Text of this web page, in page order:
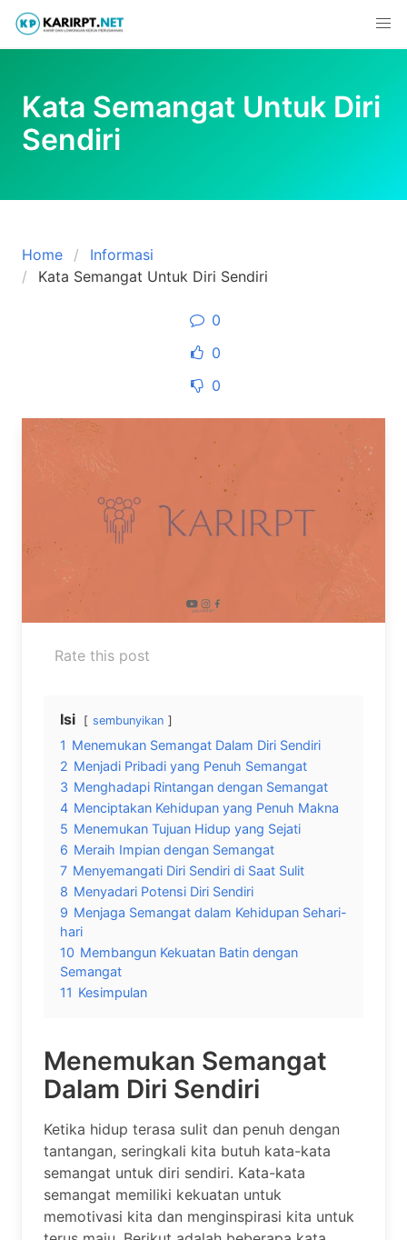
Skip
content
Kata Semangat Untuk Diri
Sendiri
Home
Informasi
Kata Semangat Untuk Diri Sendiri
0
0
0
Rate this post
Isi sembunyikan
1 Menemukan Semangat Dalam Diri Sendiri
2 Menjadi Pribadi yang Penuh Semangat
3 Menghadapi Rintangan dengan Semangat
4 Menciptakan Kehidupan yang Penuh Makna
5 Menemukan Tujuan Hidup yang Sejati
6 Meraih Impian dengan Semangat
7 Menyemangati Diri Sendiri di Saat Sulit
8 Menyadari Potensi Diri Sendiri
9 Menjaga Semangat dalam Kehidupan Sehari-
hari
10 Membangun Kekuatan Batin dengan
Semangat
11 Kesimpulan
Menemukan Semangat
Dalam Diri Sendiri
Ketika hidup terasa sulit dan penuh dengan
tantangan, seringkali kita butuh kata-kata
semangat untuk diri sendiri. Kata-kata
semangat memiliki kekuatan untuk
memotivasi kita dan menginspirasi kita untuk